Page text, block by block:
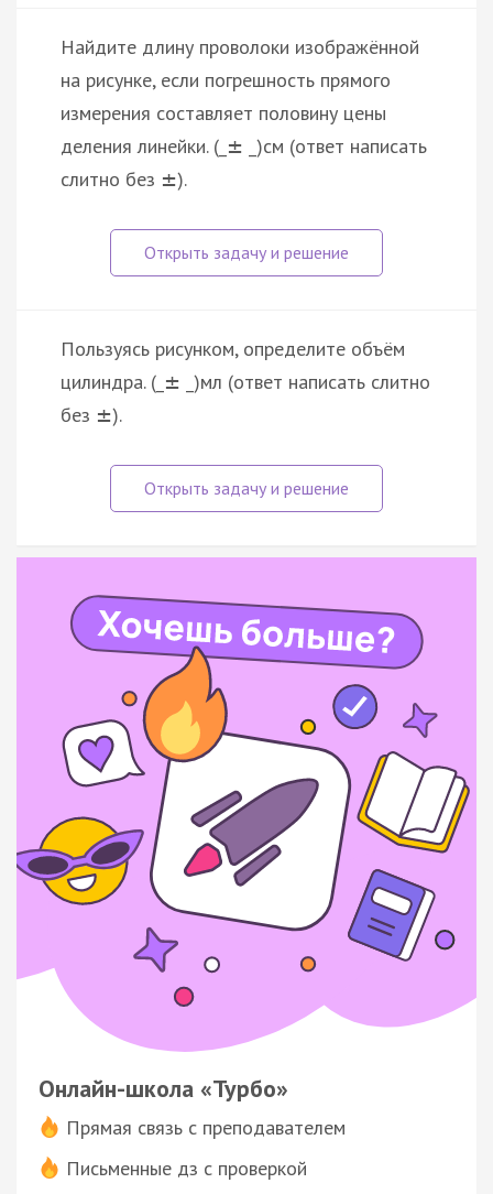
Найдите длину проволоки изображённой
на рисунке, если погрешность прямого
измерения составляет половину цены
деления линейки. (_ ± _)см (ответ написать
слитно без ±).
Пользуясь рисунком, определите объём
цилиндра. (_ ± _)мл (ответ написать слитно
без ±).
Онлайн-школа «Турбо»
Прямая связь с преподавателем
Письменные дз с проверкой